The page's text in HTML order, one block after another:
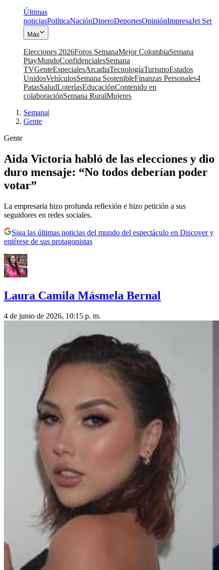
Últimas
noticiasPolíticaNaciónDineroDeportesOpiniónImpresaJet Set
Más
Elecciones 2026Foros SemanaMejor ColombiaSemana
PlayMundoConfidencialesSemana
TVGenteEspecialesArcadiaTecnologíaTurismoEstados
UnidosVehículosSemana SostenibleFinanzas Personales4
PatasSaludLoteríasEducaciónContenido en
colaboraciónSemana RuralMujeres
Semana|
Gente
Gente
Aida Victoria habló de las elecciones y dio
duro mensaje: “No todos deberían poder
votar”
La empresaria hizo profunda reflexión e hizo petición a sus
seguidores en redes sociales.
Siga las últimas noticias del mundo del espectáculo en Discover y
entérese de sus protagonistas
Laura Camila Másmela Bernal
4 de junio de 2026, 10:15 p. m.